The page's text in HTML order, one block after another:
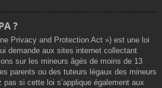
?
Privacy and Protection Act ») est une loi
demande aux sites internet collectant
sur les mineurs âgés de moins de 13
parents ou des tuteurs légaux des mineurs
si cette loi s’applique également aux